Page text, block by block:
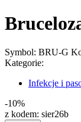
Symbol: BRU-G
Kategorie:
Infekcje i
-10%
z kodem: sier26b